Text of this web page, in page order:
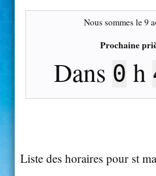
Nous sommes le9
Prochaine
Dans 0 h
Liste des horaires pour st